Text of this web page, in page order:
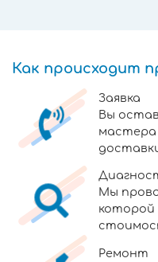
Как происходит
Заявка
Вы
мастера
Мы
которой
Ремонт